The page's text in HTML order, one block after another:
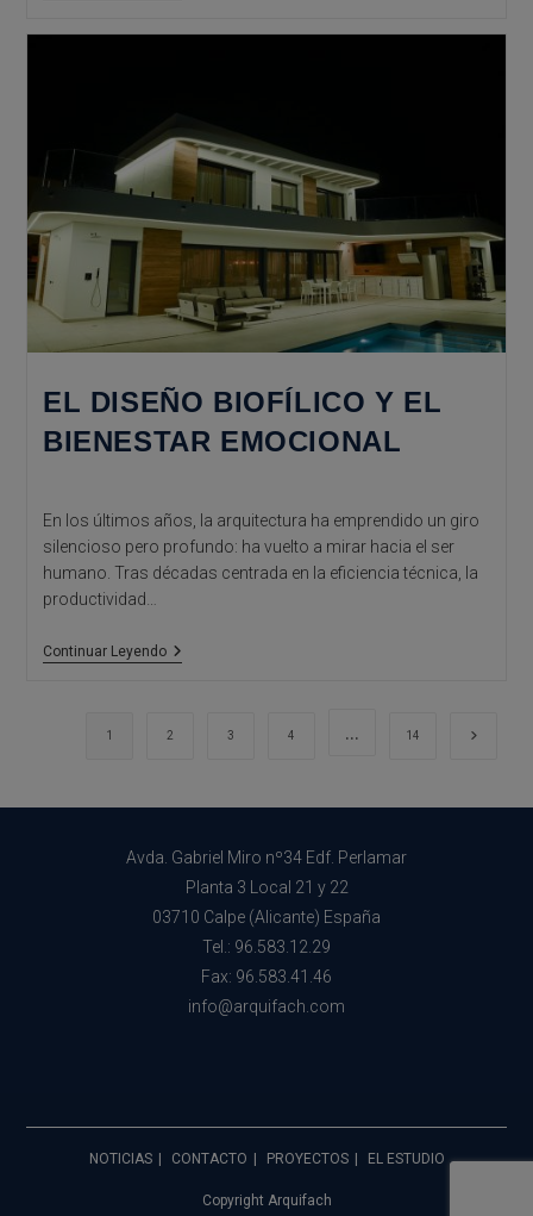
Construcción
Sostenible
EL DISEÑO BIOFÍLICO Y EL
BIENESTAR EMOCIONAL
En los últimos años, la arquitectura ha emprendido un giro
silencioso pero profundo: ha vuelto a mirar hacia el ser
humano. Tras décadas centrada en la eficiencia técnica, la
productividad…
Continuar LeyendoEl
El
1 2 3 4 … 14 Ir a la
Avda. Gabriel Miro nº34 Edf. Perlamar
Planta 3 Local 21 y 22
03710 Calpe (Alicante) España
Tel.: 96.583.12.29
Fax: 96.583.41.46
info@arquifach.com
NOTICIAS CONTACTO PROYECTOS EL ESTUDIO
Copyright Arquifach